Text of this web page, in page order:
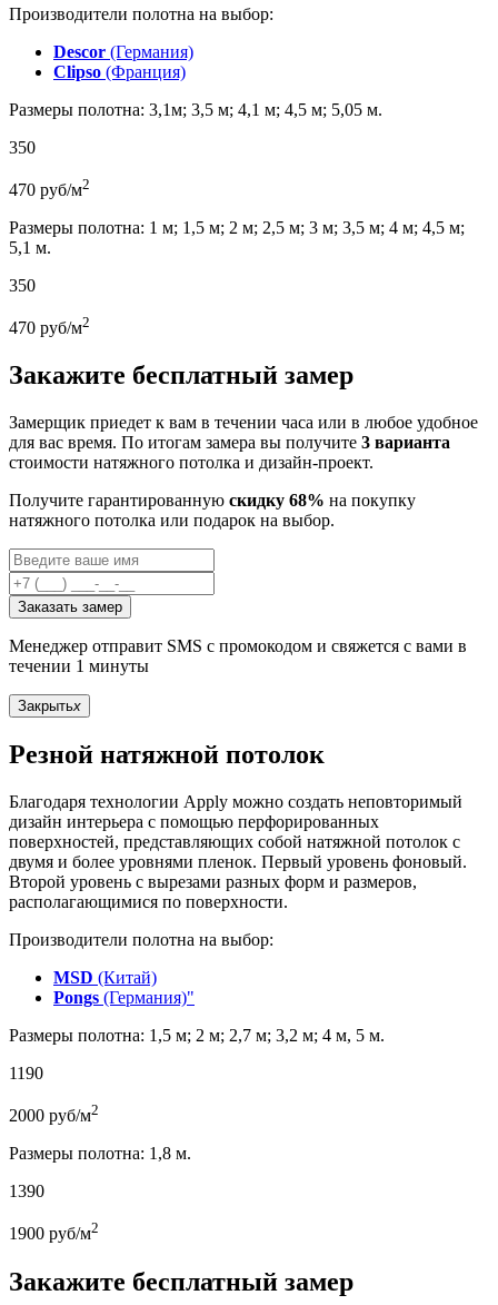
Производители полотна на выбор:
Descor (Германия)
Clipso (Франция)
Размеры полотна: 3,1м; 3,5 м; 4,1 м; 4,5 м; 5,05 м.
350
470 руб/м2
Размеры полотна: 1 м; 1,5 м; 2 м; 2,5 м; 3 м; 3,5 м; 4 м; 4,5 м;
5,1 м.
350
470 руб/м2
Закажите бесплатный замер
Замерщик приедет к вам в течении часа или в любое удобное
для вас время. По итогам замера вы получите 3 варианта
стоимости натяжного потолка и дизайн-проект.
Получите гарантированную скидку 68% на покупку
натяжного потолка или подарок на выбор.
Заказать замер
Менеджер отправит SMS с промокодом и свяжется с вами в
течении 1 минуты
Закрытьx
Резной натяжной потолок
Благодаря технологии Apply можно создать неповторимый
дизайн интерьера с помощью перфорированных
поверхностей, представляющих собой натяжной потолок с
двумя и более уровнями пленок. Первый уровень фоновый.
Второй уровень с вырезами разных форм и размеров,
располагающимися по поверхности.
Производители полотна на выбор:
MSD (Китай)
Pongs (Германия)"
Размеры полотна: 1,5 м; 2 м; 2,7 м; 3,2 м; 4 м, 5 м.
1190
2000 руб/м2
Размеры полотна: 1,8 м.
1390
1900 руб/м2
Закажите бесплатный замер